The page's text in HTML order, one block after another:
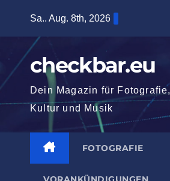
springen
Sa.. Aug. 8th, 2026
checkbar.eu
Dein Magazin für Fotografie,
Kultur und Musik
FOTOGRAFIE